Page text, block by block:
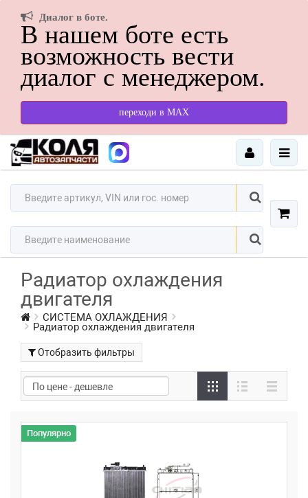
Диалог в боте.
В нашем боте есть
возможность вести
диалог с менеджером.
переходи в МАХ
Радиатор охлаждения
двигателя
СИСТЕМА ОХЛАЖДЕНИЯ
Радиатор охлаждения двигателя
Отобразить фильтры
Популярно